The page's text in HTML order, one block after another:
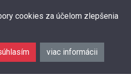
cookies za účelom zlepšenia
viac informácii